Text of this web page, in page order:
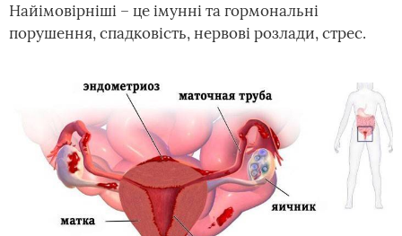
Найімовірніші – це імунні та гормональні
порушення, спадковість, нервові розлади, стрес.